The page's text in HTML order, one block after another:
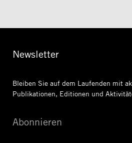
Newsletter
Bleiben Sie auf dem Laufenden mit
Publikationen, Editionen und
Abonnieren